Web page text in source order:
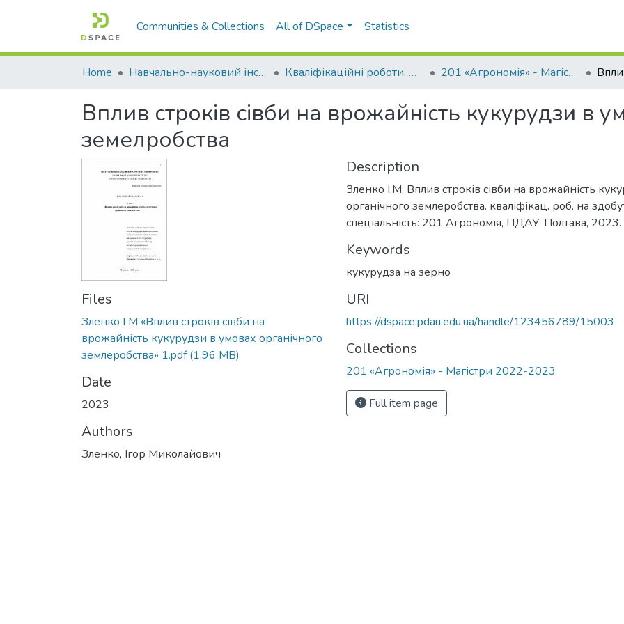
Communities & Collections All of DSpace Statistics
Home Навчально-науковий інститут агротехнологій, селекції та екології Кваліфікаційні роботи. ННІ агротехнологій, селекції та екології 201 «Агрономія» - Магістри 2022-2023
Вплив строків сівби на врожайність кукурудзи в
земелробства
Files
Зленко І М «Вплив строків сівби на
врожайність кукурудзи в умовах органічного
землеробства» 1.pdf(1.96 MB)
Date
2023
Authors
Зленко, Ігор Миколайович
Description
Зленко І.М. Вплив строків сівби на врожайність
органічного землеробства. кваліфікац. роб. на
спеціальність: 201 Агрономія, ПДАУ. Полтава, 2023.
Keywords
кукурудза на зерно
URI
https://dspace.pdau.edu.ua/handle/123456789/15003
Collections
201 «Агрономія» - Магістри 2022-2023
Full item page